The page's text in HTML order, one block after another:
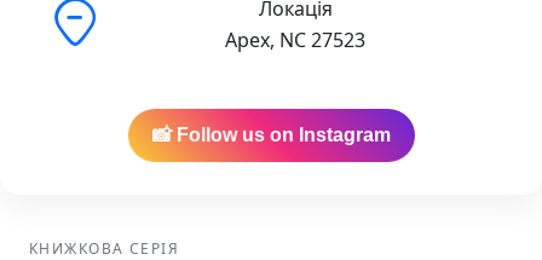
Локація
Apex, NC 27523
📸 Follow us on Instagram
КНИЖКОВА СЕРІЯ